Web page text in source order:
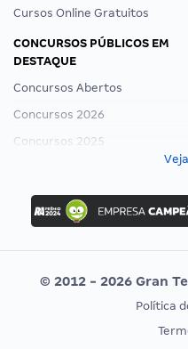
Cursos Online Gratuitos
CONCURSOS PÚBLICOS EM
DESTAQUE
Concursos Abertos
Concursos 2026
Concursos 2025
Concurso Ibama
Concurso MPU
Editais publicados
CONCURSOS POR PROFISSÃO
© 2012 - 2026 Gran
Política